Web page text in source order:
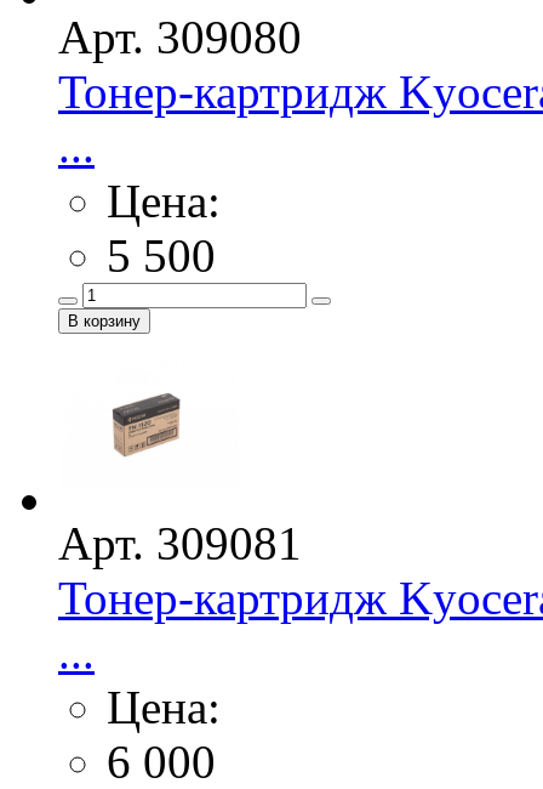
Арт. 309080
Тонер-картридж
...
Цена:
5 500
Арт. 309081
Тонер-картридж
...
Цена:
6 000